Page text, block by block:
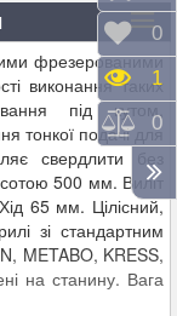
фрезерованими
виконання таких
під кутом,
тонкої подачі для
свердлити без
500 мм. Виліт
65 мм. Цілісний,
зі стандартним
METABO, KRESS,
на станину. Вага
0
1
0